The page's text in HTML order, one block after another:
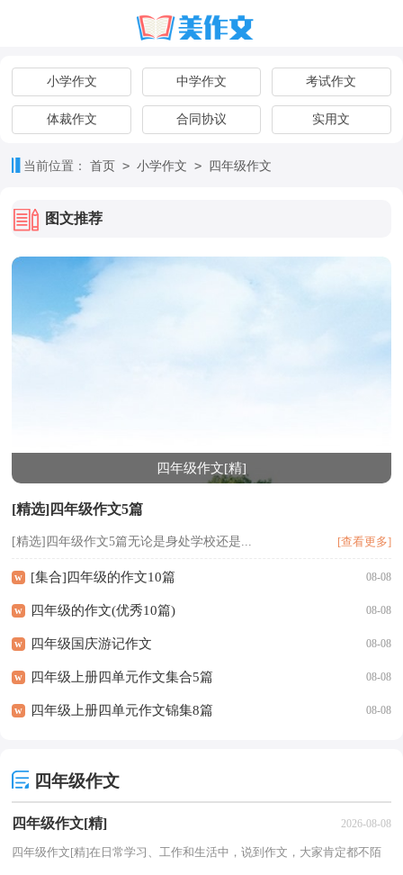
小学作文 中学作文 考试作文
体裁作文 合同协议 实用文
当前位置： 首页 > 小学作文 > 四年级作文
图文推荐
四年级作文[精]
[精选]四年级作文5篇
[精选]四年级作文5篇无论是身处学校还是... [查看更多]
w [集合]四年级的作文10篇 08-08
w 四年级的作文(优秀10篇) 08-08
w 四年级国庆游记作文 08-08
w 四年级上册四单元作文集合5篇 08-08
w 四年级上册四单元作文锦集8篇 08-08
四年级作文
四年级作文[精] 2026-08-08
四年级作文[精]在日常学习、工作和生活中，说到作文，大家肯定都不陌